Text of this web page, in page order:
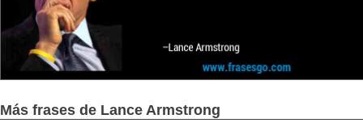
Más frases de Lance Armstrong